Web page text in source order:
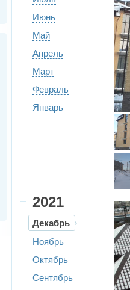
Июнь
Май
Апрель
Март
Февраль
Январь
2021
Декабрь
Ноябрь
Октябрь
Сентябрь